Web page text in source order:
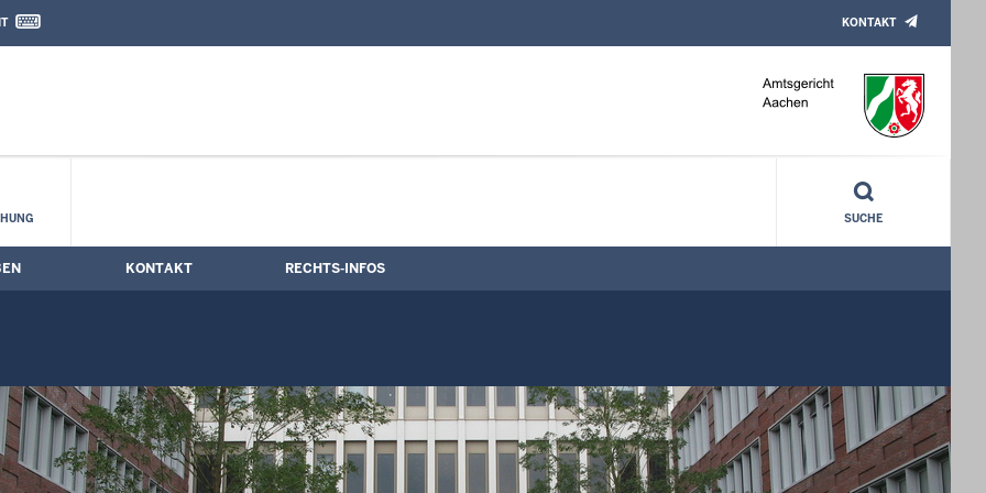
Kontaktformular
KONTAKT
SUCHE
KONTAKT RECHTS-INFOS